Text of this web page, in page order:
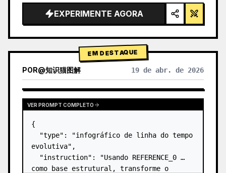
hair" default="cabelo preto em um coque
alto co…
EXPERIMENTE AGORA
EM DESTAQUE
POR@知识猫图解 19 de abr. de 2026
VER PROMPT COMPLETO
{
  "type": "infográfico de linha do tempo
evolutiva",
  "instruction": "Usando REFERENCE_0
como base estrutural, transforme o